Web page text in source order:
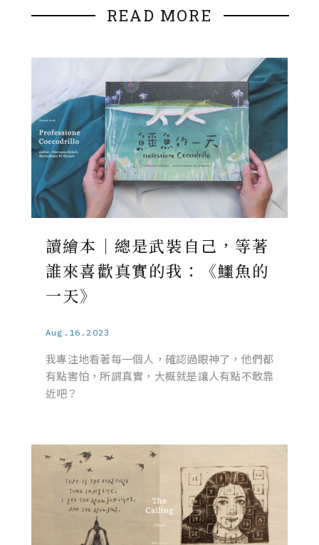
READ MORE
讀繪本｜總是武裝自己，等著
誰來喜歡真實的我：《鱷魚的
一天》
Aug.16.2023
我專注地看著每一個人，確認過眼神了，他們都
有點害怕，所謂真實，大概就是讓人有點不敢靠
近吧？